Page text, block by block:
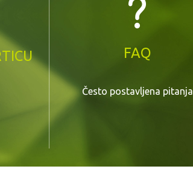
FAQ
Često postavljena pitanja